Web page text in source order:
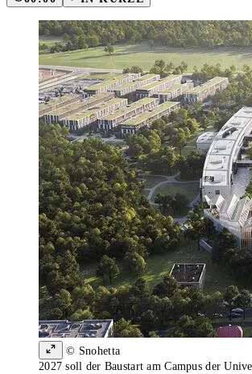
© Snohetta
2027 soll der Baustart am Campus der